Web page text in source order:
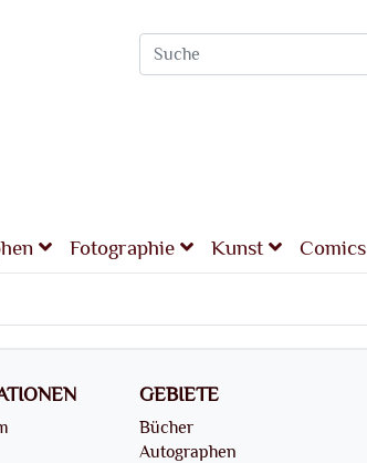
Fotographie Kunst Comics
GEBIETE
Bücher
Autographen